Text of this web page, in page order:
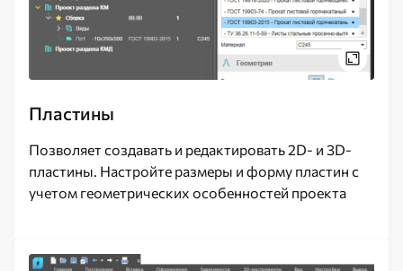
Пластины
Позволяет создавать и редактировать 2D- и 3D-
пластины. Настройте размеры и форму пластин с
учетом геометрических особенностей проекта